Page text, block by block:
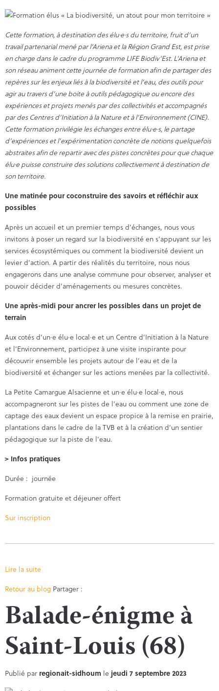
Cette formation, à destination des élu·e·s du territoire, fruit d’un
travail partenarial mené par l’Ariena et la Région Grand Est, est prise
en charge dans le cadre du programme LIFE Biodiv’Est. L’Ariena et
son réseau animent cette journée de formation afin de partager des
repères sur les enjeux liés à la biodiversité et l’eau, des outils pour
agir au travers d’une boite à outils pédagogique ou encore des
expériences et projets menés par des collectivités et accompagnés
par des Centres d’Initiation à la Nature et à l’Environnement (CINE).
Cette formation privilégie les échanges entre élu·e·s, le partage
d’expériences et l’expérimentation concrète de notions quelquefois
abstraites afin de repartir avec des pistes concrètes pour que chaque
élu·e puisse construire des solutions collectivement à destination de
son territoire.
Une matinée pour coconstruire des savoirs et réfléchir aux
possibles
Après un accueil et un premier temps d’échanges, nous vous
invitons à poser un regard sur la biodiversité en s’appuyant sur les
services écosystémiques ou comment la biodiversité devient un
levier d’action. A partir des réalités du territoire, nous nous
engagerons dans une analyse commune pour observer, analyser et
pouvoir décider d’aménagements ou mesures concrètes.
Une après-midi pour ancrer les possibles dans un projet de
terrain
Aux cotés d’un·e élu·e local·e et un Centre d’Initiation à la Nature
et l’Environnement, participez à une visite inspirante pour
découvrir ensemble les projets autour de l’eau et de la
biodiversité et échanger sur les actions menées par la collectivité.
La Petite Camargue Alsacienne et un·e élu·e local·e, nous
accompagneront sur les pistes de l’eau ou comment une zone de
captage des eaux devient un espace propice à la remise en prairie,
plantations dans le cadre de la TVB et à la création d’un sentier
pédagogique sur la piste de l’eau.
> Infos pratiques
Durée : journée
Formation gratuite et déjeuner offert
Sur inscription
Lire la suite
Retour au blog Partager :
Balade-énigme à
Saint-Louis (68)
Publié par regionait-sidhoum le jeudi 7 septembre 2023